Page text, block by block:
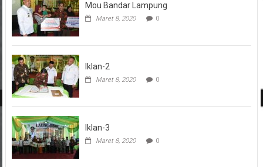
Mou Bandar Lampung
Maret 8, 2020 0
Iklan-2
Maret 8, 2020 0
Iklan-3
Maret 8, 2020 0